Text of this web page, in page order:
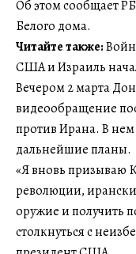
Об этом сообщает
Белого дома.
Читайте также:
США и Израиль
Вечером 2 марта
видеообращение
против Ирана. В
дальнейшие планы.
«Я вновь призываю
революции,
оружие и получить
столкнуться с